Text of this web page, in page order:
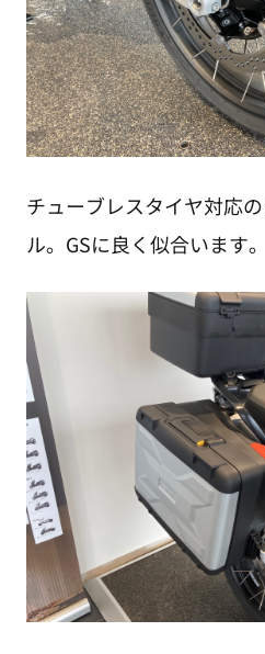
チューブレスタイヤ対応
ル。GSに良く似合います。